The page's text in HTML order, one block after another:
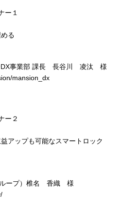
ー１
る
DX事業部 課長 長谷川 凌汰 様
mansion_dx
ー２
アップも可能なスマートロック
ループ）椎名 香織 様